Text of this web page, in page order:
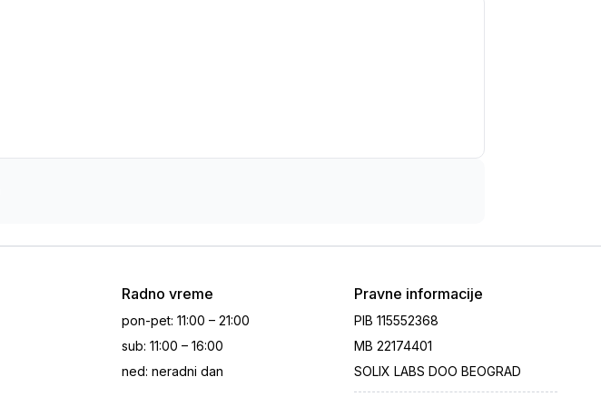
Radno vreme
pon-pet: 11:00 – 21:00
sub: 11:00 – 16:00
ned: neradni dan
Pravne informacije
PIB 115552368
MB 22174401
SOLIX LABS DOO BEOGRAD